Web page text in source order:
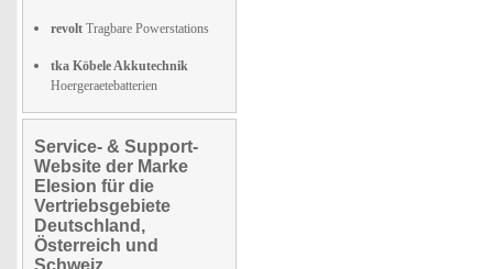
revolt Tragbare Powerstations
tka Köbele Akkutechnik
Hoergeraetebatterien
Service- & Support-
Website der Marke
Elesion für die
Vertriebsgebiete
Deutschland,
Österreich und
Schweiz